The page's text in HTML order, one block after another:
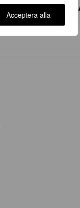
Acceptera alla